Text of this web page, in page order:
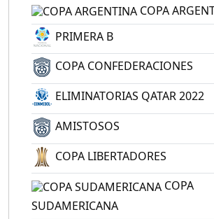
COPA
PRIMERA B
COPA CONFEDERACIONES
ELIMINATORIAS QATAR 2022
AMISTOSOS
COPA LIBERTADORES
COPA
SUDAMERICANA